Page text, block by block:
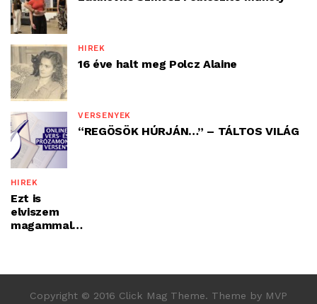
HÍREK
16 éve halt meg Polcz Alaine
VERSENYEK
“REGÖSÖK HÚRJÁN…” – TÁLTOS VILÁG
HÍREK
Ezt is
elviszem
magammal…
Copyright © 2016 Click Mag Theme. Theme by MVP